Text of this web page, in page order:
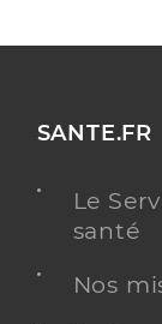
SANTE.FR
Le
santé
Nos